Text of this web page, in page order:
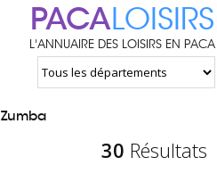
PACALOISIRS
L'ANNUAIRE DES LOISIRS EN PACA
Zumba
30 Résultats